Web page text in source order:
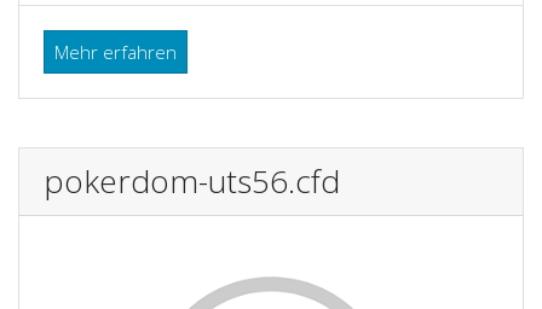
Mehr erfahren
pokerdom-uts56.cfd